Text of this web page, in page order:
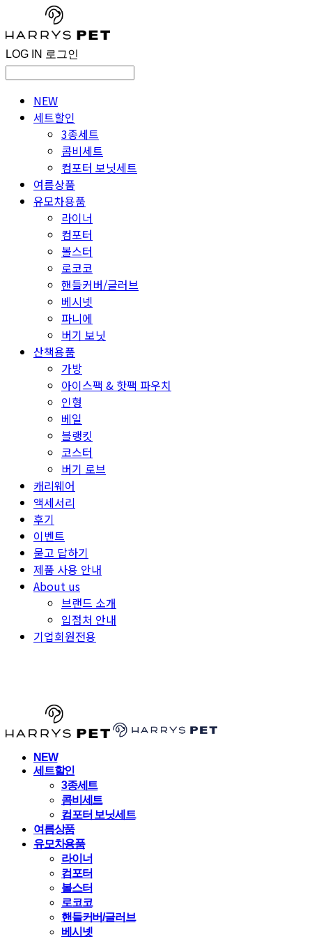
LOG IN 로그인
NEW
세트할인
3종세트
콤비세트
컴포터 보닛세트
여름상품
유모차용품
라이너
컴포터
볼스터
로코코
핸들커버/글러브
베시넷
파니에
버기 보닛
산책용품
가방
아이스팩 & 핫팩 파우치
인형
베일
블랭킷
코스터
버기 로브
캐리웨어
액세서리
후기
이벤트
묻고 답하기
제품 사용 안내
About us
브랜드 소개
입점처 안내
기업회원전용
NEW
세트할인
3종세트
콤비세트
컴포터 보닛세트
여름상품
유모차용품
라이너
컴포터
볼스터
로코코
핸들커버/글러브
베시넷